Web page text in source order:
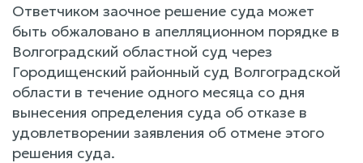
Ответчиком заочное решение суда может
быть обжаловано в апелляционном порядке в
Волгоградский областной суд через
Городищенский районный суд Волгоградской
области в течение одного месяца со дня
вынесения определения суда об отказе в
удовлетворении заявления об отмене этого
решения суда.